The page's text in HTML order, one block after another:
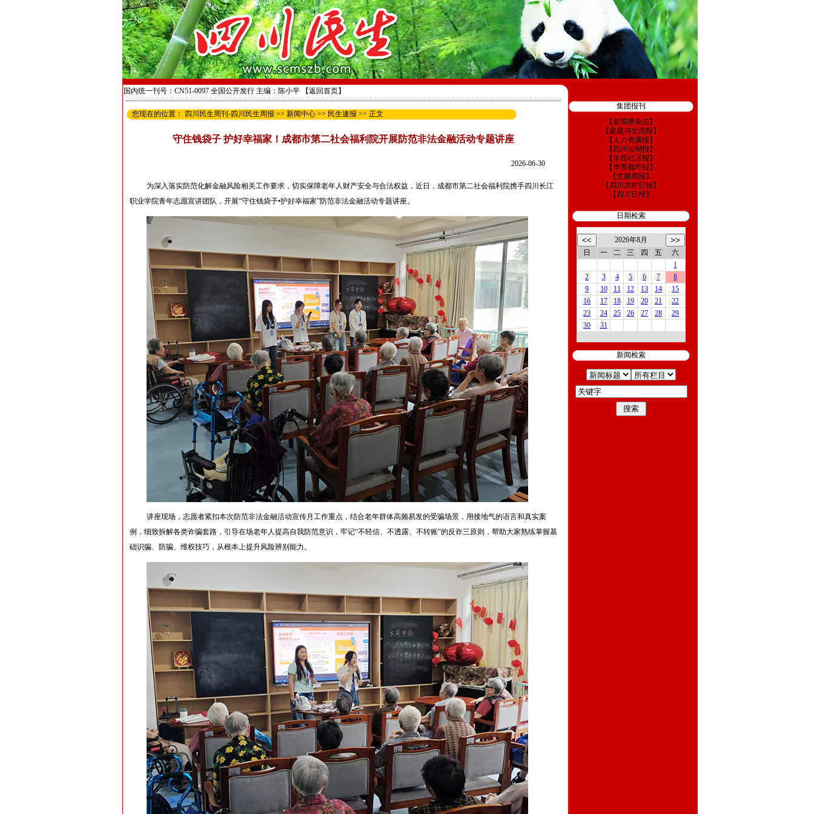
国内统一刊号：CN51-0097 全国公开发行 主编：陈小平 【返回首页】
您现在的位置： 四川民生周刊-四川民生周报 >> 新闻中心 >> 民生速报 >> 正文
守住钱袋子 护好幸福家！成都市第二社会福利院开展防范非法金融活动专题讲座
2026-06-30
为深入落实防范化解金融风险相关工作要求，切实保障老年人财产安全与合法权益，近日，成都市第二社会福利院携手四川长江
职业学院青年志愿宣讲团队，开展“守住钱袋子•护好幸福家”防范非法金融活动专题讲座。
讲座现场，志愿者紧扣本次防范非法金融活动宣传月工作重点，结合老年群体高频易发的受骗场景，用接地气的语言和真实案
例，细致拆解各类诈骗套路，引导在场老年人提高自我防范意识，牢记“不轻信、不透露、不转账”的反诈三原则，帮助大家熟练掌握基
础识骗、防骗、维权技巧，从根本上提升风险辨别能力。
集团报刊
【新闻界杂志】
【家庭与生活报】
【人力资源报】
【四川法制报】
【华西社区报】
【华西都市报】
【文摘周报】
【四川农村日报】
【四川日报】
日期检索
新闻检索